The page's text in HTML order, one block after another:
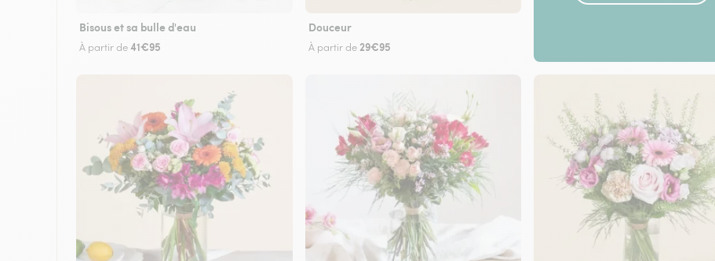
Bisous et sa bulle d'eau
À partir de41€95
Douceur
À partir de 29€95